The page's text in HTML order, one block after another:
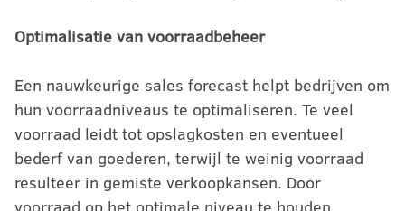
Optimalisatie van voorraadbeheer
Een nauwkeurige sales forecast helpt bedrijven om
hun voorraadniveaus te optimaliseren. Te veel
voorraad leidt tot opslagkosten en eventueel
bederf van goederen, terwijl te weinig voorraad
resulteer in gemiste verkoopkansen. Door